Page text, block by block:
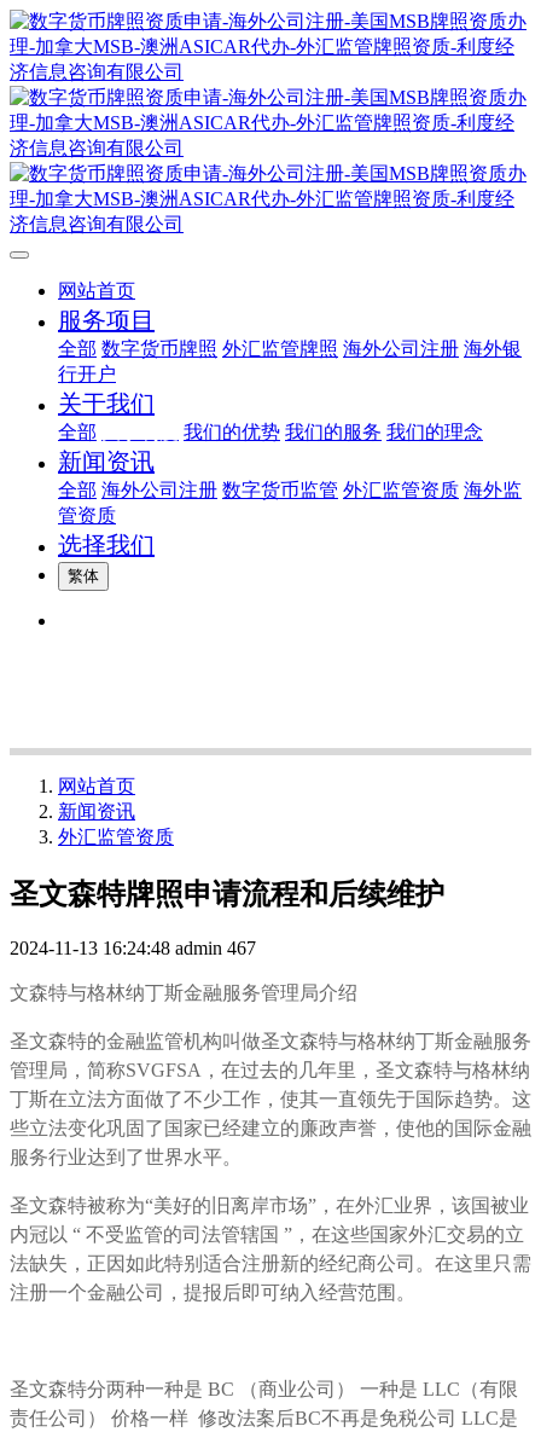
网站首页
服务项目
全部 数字货币牌照 外汇监管牌照 海外公司注册 海外银
行开户
关于我们
全部 我们的优势 我们的服务 我们的理念
新闻资讯
全部 海外公司注册 数字货币监管 外汇监管资质 海外监
管资质
选择我们
繁体
网站首页
新闻资讯
外汇监管资质
圣文森特牌照申请流程和后续维护
2024-11-13 16:24:48 admin 467
文森特与格林纳丁斯金融服务管理局介绍
圣文森特的金融监管机构叫做圣文森特与格林纳丁斯金融服务
管理局，简称SVGFSA，在过去的几年里，圣文森特与格林纳
丁斯在立法方面做了不少工作，使其一直领先于国际趋势。这
些立法变化巩固了国家已经建立的廉政声誉，使他的国际金融
服务行业达到了世界水平。
圣文森特被称为“美好的旧离岸市场”，在外汇业界，该国被业
内冠以 “ 不受监管的司法管辖国 ”，在这些国家外汇交易的立
法缺失，正因如此特别适合注册新的经纪商公司。在这里只需
注册一个金融公司，提报后即可纳入经营范围。
圣文森特分两种一种是 BC （商业公司） 一种是 LLC（有限
责任公司） 价格一样 修改法案后BC不再是免税公司 LLC是